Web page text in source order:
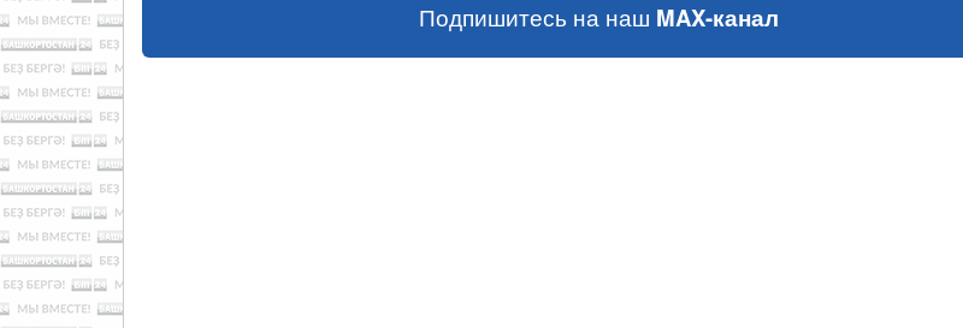
Подпишитесь на наш MAX-канал